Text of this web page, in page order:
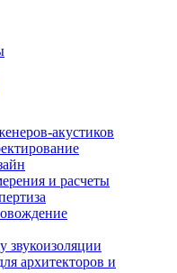
акустиков
и расчеты
звукоизоляции
архитекторов и